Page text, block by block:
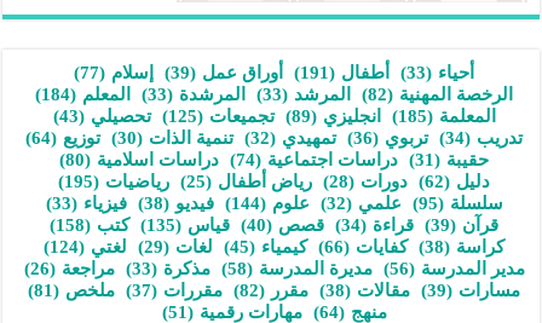
أحياء (33) أطفال (191) أوراق عمل (39) إسلام (77)
الرخصة المهنية (82) المرشد (33) المرشدة (33) المعلم (184)
المعلمة (185) انجليزي (89) تجميعات (125) تحصيلي (43)
تدريب (34) تربوي (36) تمهيدي (32) تنمية الذات (30) توزيع (64)
حقيبة (31) دراسات اجتماعية (74) دراسات اسلامية (80)
دليل (62) دورات (28) رياض أطفال (25) رياضيات (195)
سلسلة (95) علمي (32) علوم (144) فيديو (38) فيزياء (33)
قرآن (39) قراءة (34) قصص (40) قياس (135) كتب (158)
كراسة (38) كفايات (66) كيمياء (45) لغات (29) لغتي (124)
مدير المدرسة (56) مديرة المدرسة (58) مذكرة (33) مراجعة (26)
مسارات (39) مقالات (38) مقرر (82) مقررات (37) ملخص (81)
منهج (64) مهارات رقمية (51)